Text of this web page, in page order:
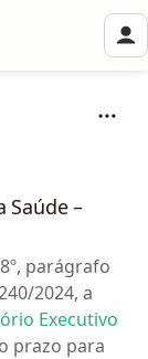
Saúde –
parágrafo
2024, a
Executivo
prazo para